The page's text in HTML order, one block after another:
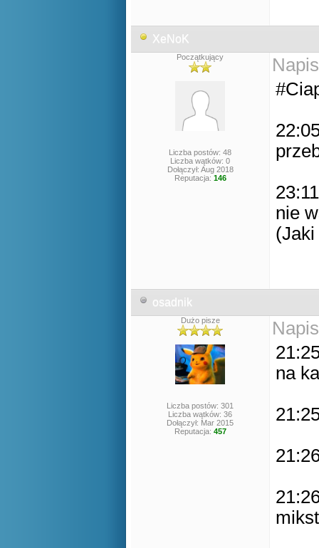
XeNoK
Początkujący
Liczba postów: 48
Liczba wątków: 0
Dołączył: Aug 2018
Reputacja: 146
nie
osadnik
Dużo pisze
Liczba postów: 301
Liczba wątków: 36
Dołączył: Mar 2015
Reputacja: 457
na